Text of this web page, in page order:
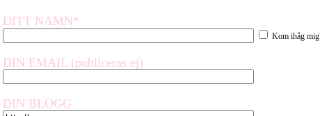
DITT NAMN*
Kom ihåg
DIN EMAIL (publiceras ej)
DIN BLOGG